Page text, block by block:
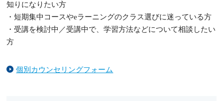
知りになりたい方
・短期集中コースやeラーニングのクラス選びに迷っている方
・受講を検討中／受講中で、学習方法などについて相談したい
方
個別カウンセリングフォーム